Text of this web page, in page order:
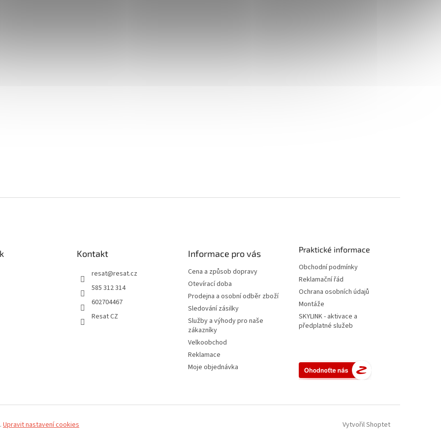
Kontakt
resat@resat.cz
585 312 314
602704467
Resat CZ
Informace pro vás
Cena a způsob dopravy
Otevírací doba
Prodejna a osobní odběr zboží
Sledování zásilky
Služby a výhody pro naše
zákazníky
Velkoobchod
Reklamace
Moje objednávka
Praktické informace
Obchodní podmínky
Reklamační řád
Ochrana osobních údajů
Montáže
SKYLINK - aktivace a
předplatné služeb
Vytvořil Shoptet
Upravit nastavení cookies